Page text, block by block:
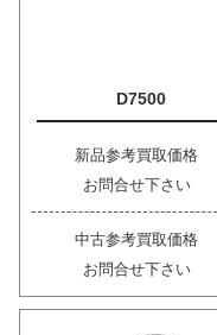
D7500
新品参考買取価格
お問合せ下さい
中古参考買取価格
お問合せ下さい